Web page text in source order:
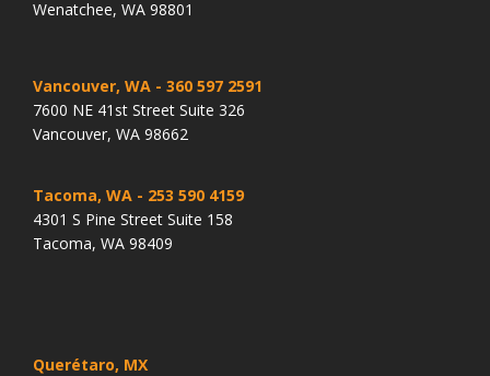
Wenatchee, WA 98801
Vancouver, WA - 360 597 2591
7600 NE 41st Street Suite 326
Vancouver, WA 98662
Tacoma, WA - 253 590 4159
4301 S Pine Street Suite 158
Tacoma, WA 98409
Querétaro, MX